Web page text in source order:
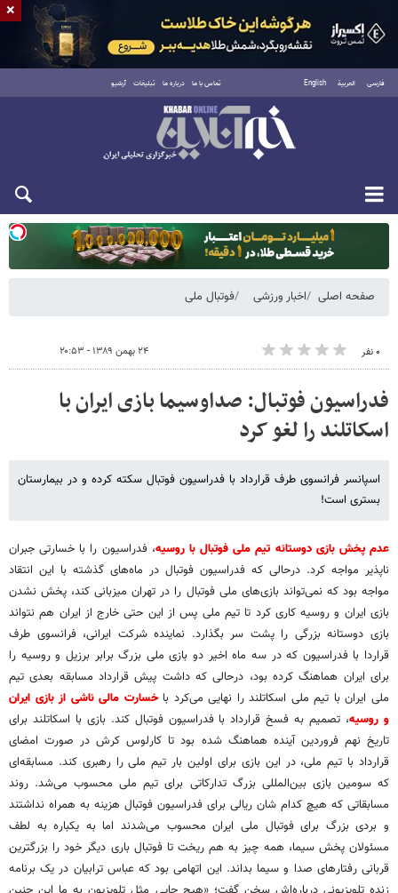
فارسی العربية English تماس با ما درباره ما تبلیغات آرشیو
یکشنبه ۱۸ مرداد ۱۴۰۵
صفحه اصلی اخبار ورزشی فوتبال ملی
۰ نفر ۲۴ بهمن ۱۳۸۹ - ۲۰:۵۳
فدراسیون فوتبال: صداوسیما بازی ایران با
اسکاتلند را لغو کرد
اسپانسر فرانسوی طرف قرارداد با فدراسیون فوتبال سکته کرده و در بیمارستان
بستری است!
عدم پخش بازی دوستانه تیم ملی فوتبال با روسیه، فدراسیون را با خسارتی جبران
ناپذیر مواجه کرد. درحالی که فدراسیون فوتبال در ماه‌های گذشته با این انتقاد
مواجه بود که نمی‌تواند بازی‌های ملی فوتبال را در تهران میزبانی کند، پخش نشدن
بازی ایران و روسیه کاری کرد تا تیم ملی پس از این حتی خارج از ایران هم نتواند
بازی دوستانه بزرگی را پشت سر بگذارد. نماینده شرکت ایرانی، فرانسوی طرف
قراردا با فدراسیون که در سه ماه اخیر دو بازی ملی بزرگ برابر برزیل و روسیه را
برای ایران هماهنگ کرده بود، درحالی که داشت پیش قرارداد مسابقه بعدی تیم
ملی ایران با تیم ملی اسکاتلند را نهایی می‌کرد باخسارت مالی ناشی از بازی ایران
و روسیه، تصمیم به فسخ قرارداد با فدراسیون فوتبال کند. بازی با اسکاتلند برای
تاریخ نهم فروردین آینده هماهنگ شده بود تا کارلوس کرش در صورت امضای
قرارداد با تیم ملی، در این بازی برای اولین بار تیم ملی را رهبری کند. مسابقه‌ای
که سومین بازی بین‌المللی بزرگ تدارکاتی برای تیم ملی محسوب می‌شد. روند
مسابقاتی که هیچ کدام شان ریالی برای فدراسیون فوتبال هزینه به همراه نداشتند
و بردی بزرگ برای فوتبال ملی ایران محسوب می‌شدند اما به یکباره به لطف
مسئولان پخش سیما، همه چیز به هم ریخت تا فوتبال باری دیگر خود را بزرگترین
قربانی رفتارهای صدا و سیما بداند. این اتهامی بود که عباس ترابیان در یک برنامه
×